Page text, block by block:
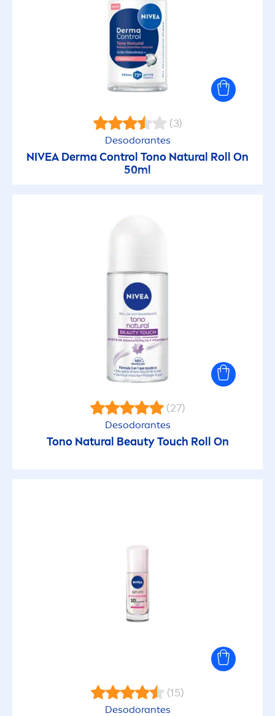
(3)
Desodorantes
NIVEA Derma Control Tono Natural Roll On
50ml
(27)
Desodorantes
Tono Natural BeautyTouch Roll On
(15)
Desodorantes